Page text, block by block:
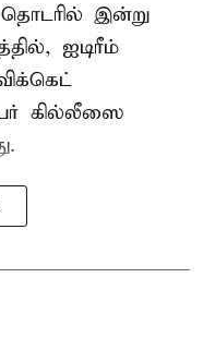
தொடரில் இன்று
ஐடிரீம்
கில்லீஸை